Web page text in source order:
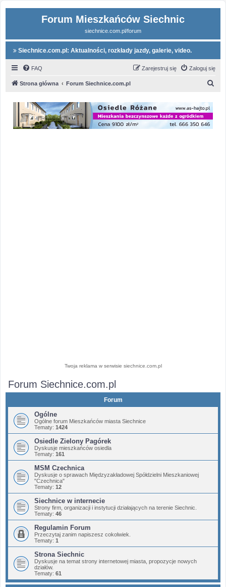
Forum Mieszkańców Siechnic
siechnice.com.pl/forum
Siechnice.com.pl: Aktualności, rozkłady jazdy, galerie, video.
FAQ Zaloguj się
Zarejestruj się
Strona główna Forum Siechnice.com.pl
Twoja reklama w serwisie siechnice.com.pl
Forum Siechnice.com.pl
Forum
Ogólne
Ogólne forum Mieszkańców miasta Siechnice
Tematy: 1424
Osiedle Zielony Pagórek
Dyskusje mieszkańców osiedla
Tematy: 161
MSM Czechnica
Dyskusje o sprawach Międzyzakładowej Spółdzielni Mieszkaniowej
"Czechnica"
Tematy: 12
Siechnice w internecie
Strony firm, organizacji i instytucji działających na terenie Siechnic.
Tematy: 46
Regulamin Forum
Przeczytaj zanim napiszesz cokolwiek.
Tematy: 1
Strona Siechnic
Dyskusje na temat strony internetowej miasta, propozycje nowych
działów.
Tematy: 61